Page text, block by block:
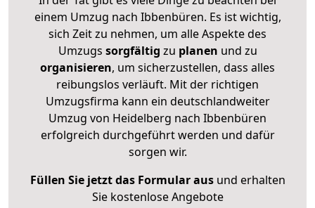
einem Umzug nach Ibbenbüren. Es ist wichtig,
sich Zeit zu nehmen, um alle Aspekte des
Umzugs sorgfältig zu planen und zu
organisieren, um sicherzustellen, dass alles
reibungslos verläuft. Mit der richtigen
Umzugsfirma kann ein deutschlandweiter
Umzug von Heidelberg nach Ibbenbüren
erfolgreich durchgeführt werden und dafür
sorgen wir.
Füllen Sie jetzt das Formular ausund erhalten
Sie kostenlose Angebote